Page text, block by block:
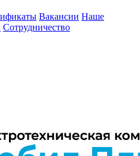
Вакансии Наше
Сотрудничество